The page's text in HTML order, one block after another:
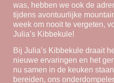
was, hebben we ook de
tijdens avontuurlijke
week om nooit te vergeten,
Julia’s Kibbekule!
Bij Julia’s Kibbekule draait
nieuwe ervaringen en het
nu samen in de keuken
bereiden, ons